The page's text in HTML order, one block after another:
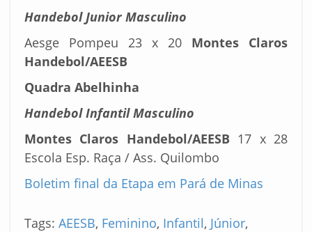
Handebol Junior Masculino
Aesge Pompeu 23 x 20 Montes Claros
Handebol/AEESB
Quadra Abelhinha
Handebol Infantil Masculino
Montes Claros Handebol/AEESB 17 x 28
Escola Esp. Raça / Ass. Quilombo
Boletim final da Etapa em Pará de Minas
Tags: AEESB, Feminino, Infantil, Júnior,